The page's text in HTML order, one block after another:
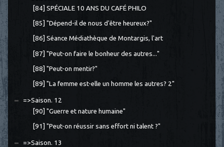
[84] SPÉCIALE 10 ANS DU CAFÉ PHILO
[85] "Dépend-il de nous d'être heureux?"
[86] Séance Médiathèque de Montargis, l'art
[87] "Peut-on faire le bonheur des autres..."
[88] "Peut-on mentir?"
[89] "La femme est-elle un homme les autres? 2"
=>Saison. 12
[90] "Guerre et nature humaine"
[91] "Peut-on réussir sans effort ni talent ?"
=>Saison. 13